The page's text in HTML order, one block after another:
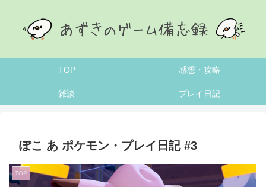
TOP 感想・攻略
雑談 プレイ日記
ぽこ あ ポケモン・プレイ日記 #3
TOP